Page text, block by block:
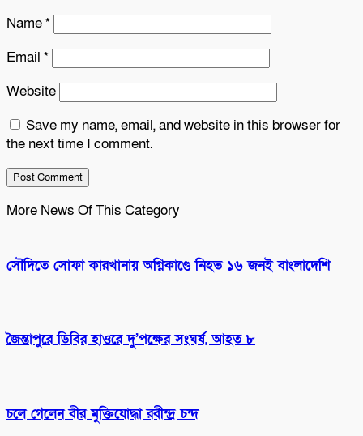
Name*
Email *
Website
Save my name, email, and website in this browser for
the next time I comment.
More News Of This Category
সৌদিতে সোফা কারখানায় অগ্নিকাণ্ডে নিহত ১৬ জনই বাংলাদেশি
জৈন্তাপুরে ডিবির হাওরে দু’পক্ষের সংঘর্ষ, আহত ৮
চলে গেলেন বীর মুক্তিযোদ্ধা রবীন্দ্র চন্দ